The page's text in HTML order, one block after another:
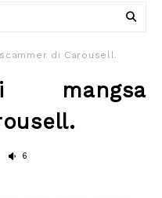
di Carousell.
mangsa
6